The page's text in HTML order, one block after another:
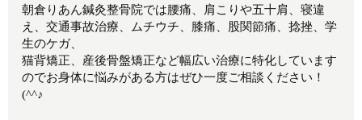
朝倉りあん鍼灸整骨院では腰痛、肩こりや五十肩、寝違
え、交通事故治療、ムチウチ、膝痛、股関節痛、捻挫、学
生のケガ、
猫背矯正、産後骨盤矯正など幅広い治療に特化しています
のでお身体に悩みがある方はぜひ一度ご相談ください！
(^^♪